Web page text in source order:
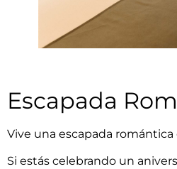
Escapada
Vive una escapada
Si estás celebrando un